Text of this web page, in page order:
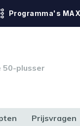
Programma's MAX
50-plusser
Prijsvragen